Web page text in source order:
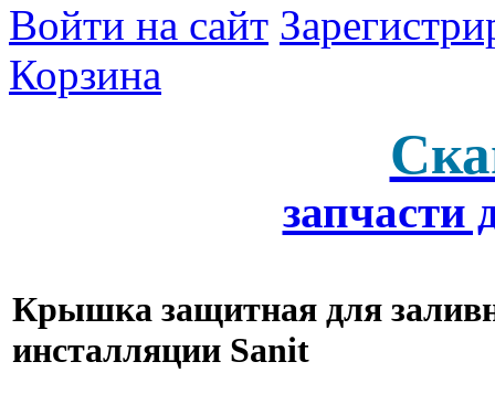
Войти на сайт
Корзина
запчасти
Крышка защитная для
инсталляции Sanit